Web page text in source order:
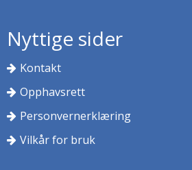
Nyttige sider
Kontakt
Opphavsrett
Personvernerklæring
Vilkår for bruk